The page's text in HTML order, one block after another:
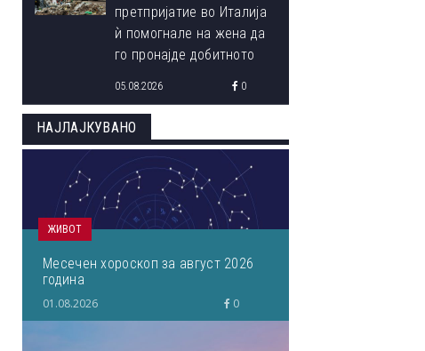
претпријатие во Италија
ѝ помогнале на жена да
го пронајде добитното
депонија
05.08.2026 0
НАЈЛАЈКУВАНО
ЖИВОТ
Месечен хороскоп за август 2026
година
01.08.2026 0